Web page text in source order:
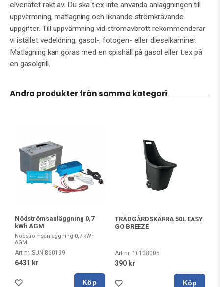
elvenätet rakt av. Du ska t.ex inte använda anläggningen till
uppvärmning, matlagning och liknande strömkrävande
uppgifter. Till uppvärmning vid strömavbrott rekommenderar
vi istället vedeldning, gasol-, fotogen- eller dieselkaminer.
Matlagning kan göras med en spishäll på gasol eller t.ex på
en gasolgrill.
Andra produkter från samma kategori
Nödströmsanläggning 0,7
kWh AGM
Nödströmsanläggning 0,7 kWh
AGM
Art nr. SUN 860199
6431 kr
Köp
TRÄDGÅRDSKÄRRA 50L EASY
GO BREEZE
Art nr. 10108005
390 kr
Köp